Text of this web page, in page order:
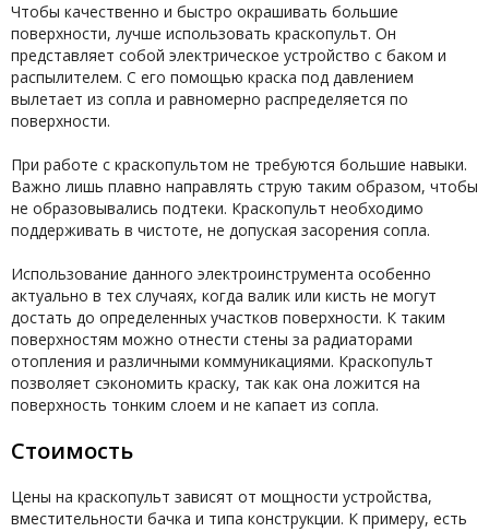
Чтобы качественно и быстро окрашивать большие
поверхности, лучше использовать краскопульт. Он
представляет собой электрическое устройство с баком и
распылителем. С его помощью краска под давлением
вылетает из сопла и равномерно распределяется по
поверхности.
При работе с краскопультом не требуются большие навыки.
Важно лишь плавно направлять струю таким образом, чтобы
не образовывались подтеки. Краскопульт необходимо
поддерживать в чистоте, не допуская засорения сопла.
Использование данного электроинструмента особенно
актуально в тех случаях, когда валик или кисть не могут
достать до определенных участков поверхности. К таким
поверхностям можно отнести стены за радиаторами
отопления и различными коммуникациями. Краскопульт
позволяет сэкономить краску, так как она ложится на
поверхность тонким слоем и не капает из сопла.
Стоимость
Цены на краскопульт зависят от мощности устройства,
вместительности бачка и типа конструкции. К примеру, есть